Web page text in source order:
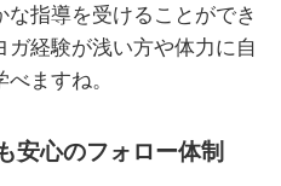
指導を受けることができ
経験が浅い方や体力に自
ますね。
安心のフォロー体制